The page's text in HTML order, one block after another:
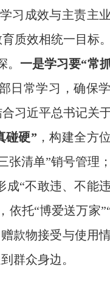
习成效与主责主
质效相统一目标。
一是学习要“常
日常学习，确保
习近平总书记关
碰硬” ，构建全方
张清单”销号管理
“不敢违、不能
依托“博爱送万家
款物接受与使用
群众身边。